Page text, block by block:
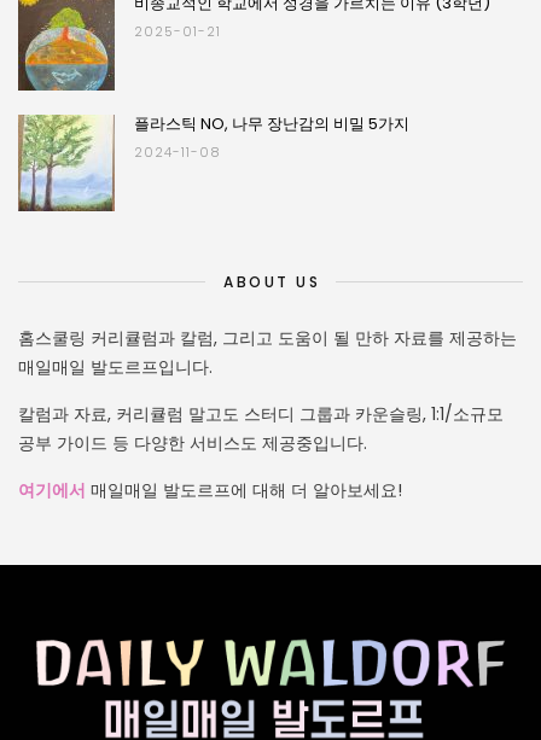
2025-01-21
플라스틱 NO, 나무 장난감의 비밀 5가지
2024-11-08
ABOUT US
홈스쿨링 커리큘럼과 칼럼, 그리고 도움이 될 만하 자료를 제공하는
매일매일 발도르프입니다.
칼럼과 자료, 커리큘럼 말고도 스터디 그룹과 카운슬링, 1:1/소규모
공부 가이드 등 다양한 서비스도 제공중입니다.
여기에서 매일매일 발도르프에 대해 더 알아보세요!